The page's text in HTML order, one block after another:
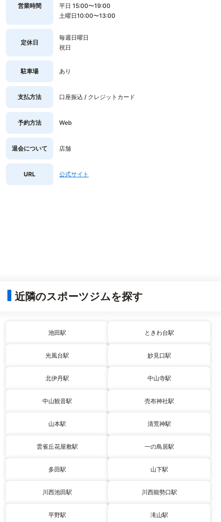
営業時間
平日 15:00〜19:00
土曜日10:00〜13:00
定休日
毎週日曜日
祝日
駐車場 あり
支払方法 口座振込 / クレジットカード
予約方法 Web
退会について 店舗
URL 公式サイト
近隣のスポーツジムを探す
池田駅 ときわ台駅
光風台駅 妙見口駅
北伊丹駅 中山寺駅
中山観音駅 売布神社駅
山本駅 清荒神駅
雲雀丘花屋敷駅 一の鳥居駅
多田駅 山下駅
川西池田駅 川西能勢口駅
平野駅 滝山駅